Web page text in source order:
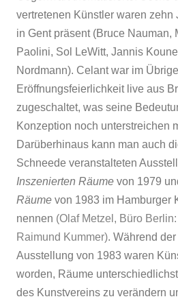
vertretenen Künstler waren zehn
in Gent präsent (Bruce Nauman,
Paolini, Sol LeWitt, Jannis
Nordmann). Celant war im
Eröffnungsfeierlichkeit live aus
zugeschaltet, was seine
Konzeption noch unterstreichen
Darüberhinaus kann man auch
Schneede veranstalteten
Inszenierten Räume von 1979
Räume von 1983 im Hamburger
nennen (Olaf Metzel, Büro
Raimund Kummer). Während
Ausstellung von 1983 waren
worden, Räume
des Kunstvereins zu verändern